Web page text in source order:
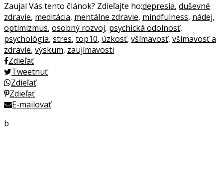
Zaujal Vás tento článok? Zdieľajte ho:depresia, duševné
zdravie, meditácia, mentálne zdravie, mindfulness, nádej,
optimizmus, osobný rozvoj, psychická odolnosť,
psychológia, stres, top10, úzkosť, všímavosť, všímavosť a
zdravie, výskum, zaujímavosti
Zdieľať
Tweetnuť
Zdieľať
Zdieľať
E-mailovať
b